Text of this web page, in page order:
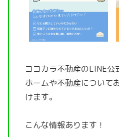
ココカラ不動産のLINE公
ホームや不動産について
けます。
こんな情報あります！